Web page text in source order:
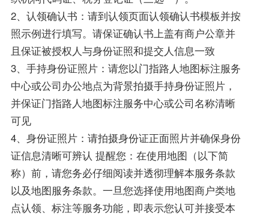
2、认领确认书：请到认领页面认领确认书模板并按
照示例进行填写。请保证确认书上盖有商户公章并
且保证被授权人与身份证照和提交人信息一致
3、手持身份证照片：请您以门指路人地图标注服务
中心或公司办公地点为背景拍摄手持身份证照片，
并保证门指路人地图标注服务中心或公司名称清晰
可见
4、身份证照片：请拍摄身份证正面照片并确保身份
证信息清晰可辨认 提醒您：在使用地图（以下简
称）前，请您务必仔细阅读并透彻理解本服务条款
以及地图服务条款。一旦您选择使用地图商户类地
点认领、标注等服务功能，即表示您认可并接受本